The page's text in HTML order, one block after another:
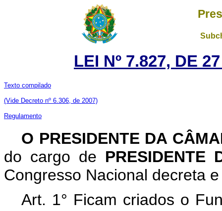
LEI Nº 7.827, DE
Texto compilado
(Vide Decreto nº 6.306, de 2007)
Regulamento
O PRESIDENTE DA
do cargo de PRESIDENTE
Congresso Nacional decreta
Art. 1° Ficam criados o